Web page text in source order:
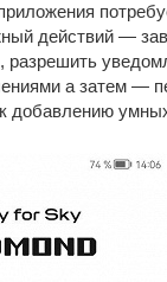
действий —
разрешить
а затем —
добавлению